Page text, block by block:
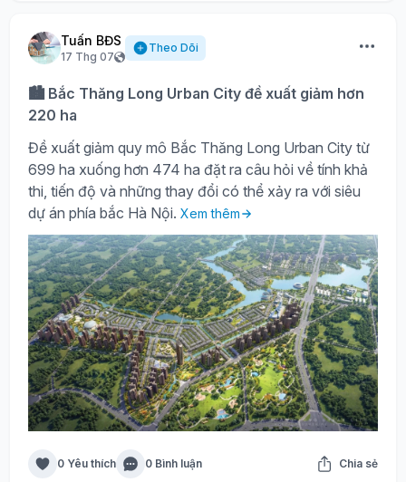
Tuấn BĐS
17 Thg 07
Theo Dõi
🏙️ Bắc Thăng Long Urban City đề xuất giảm hơn
220 ha
Đề xuất giảm quy mô Bắc Thăng Long Urban City từ
699 ha xuống hơn 474 ha đặt ra câu hỏi về tính khả
thi, tiến độ và những thay đổi có thể xảy ra với siêu
dự án phía bắc Hà Nội. Xem thêm
0 Yêu thích 0 Bình luận Chia sẻ